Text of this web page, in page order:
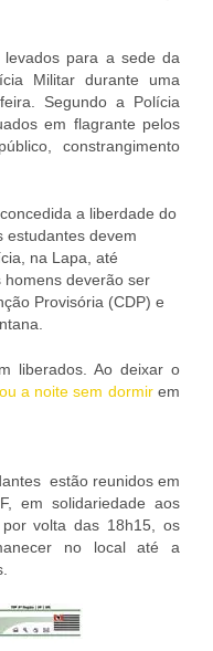
para a sede da
Militar durante uma
Segundo a Polícia
em flagrante pelos
constrangimento
a liberdade do
estudantes devem
na Lapa, até
deverão ser
Provisória (CDP) e
liberados. Ao deixar o
a noite sem dormirem
estão reunidos em
em solidariedade aos
volta das 18h15, os
no local até a